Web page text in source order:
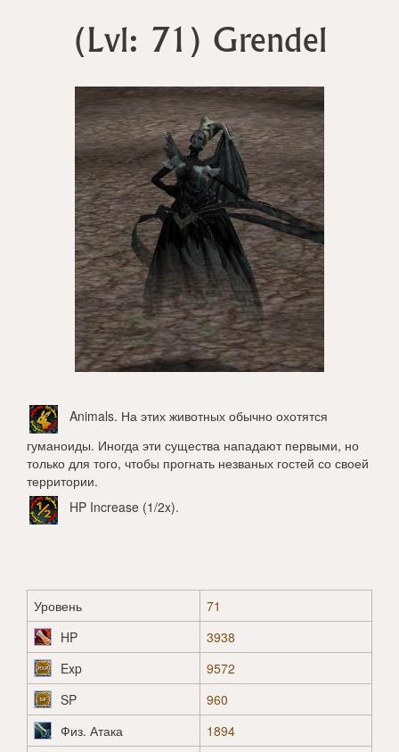
(Lvl: 71) Grendel
Animals. На этих животных обычно охотятся
гуманоиды. Иногда эти существа нападают первыми, но
только для того, чтобы прогнать незваных гостей со своей
территории.
HP Increase (1/2x).
Уровень
71
HP
3938
Exp
9572
SP
960
Физ. Атака
1894